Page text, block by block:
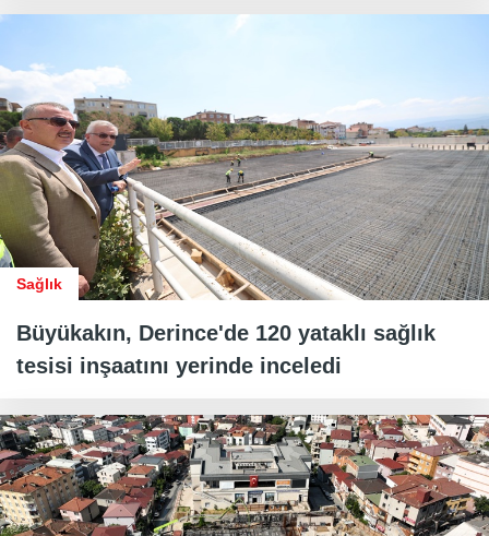
Sağlık
Büyükakın, Derince'de 120 yataklı sağlık
tesisi inşaatını yerinde inceledi